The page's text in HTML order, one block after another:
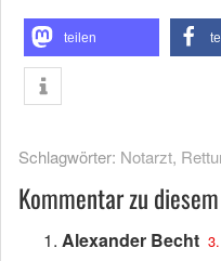
teilen
Schlagwörter: Notarzt,
Kommentar zu
Alexander Becht